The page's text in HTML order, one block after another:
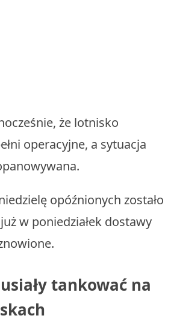
że lotnisko
operacyjne, a sytuacja
opóźnionych zostało
w poniedziałek dostawy
tankować na